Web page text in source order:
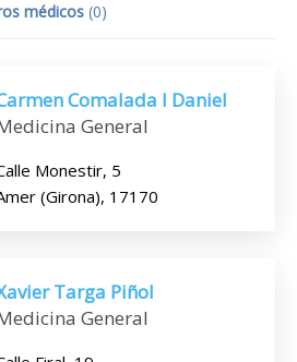
médicos (0)
Comalada I Daniel
General
Monestir, 5
(Girona), 17170
Targa Piñol
General